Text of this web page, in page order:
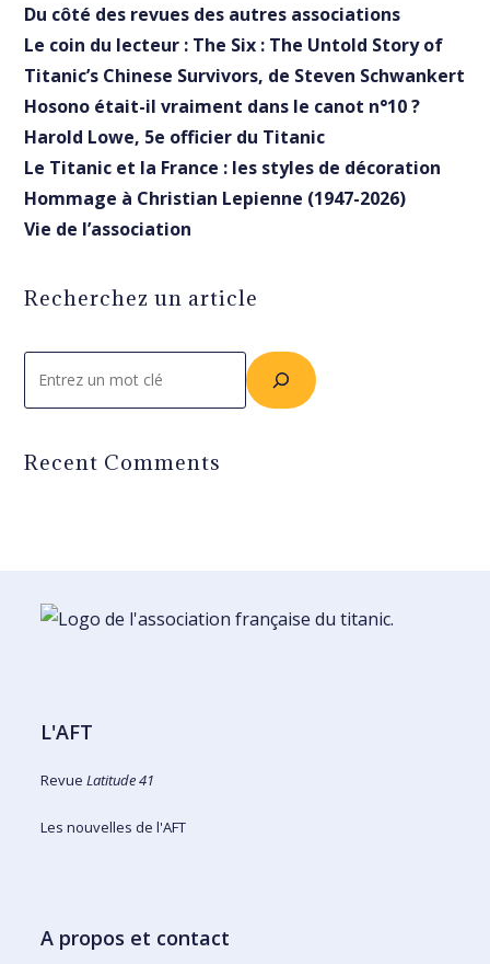
Du côté des revues des autres associations
Le coin du lecteur : The Six : The Untold Story of
Titanic’s Chinese Survivors, de Steven Schwankert
Hosono était-il vraiment dans le canot n°10 ?
Harold Lowe, 5e officier du Titanic
Le Titanic et la France : les styles de décoration
Hommage à Christian Lepienne (1947-2026)
Vie de l’association
Recherchez un article
Recent Comments
L'AFT
RevueLatitude 41
Les nouvelles de l'AFT
A propos et contact